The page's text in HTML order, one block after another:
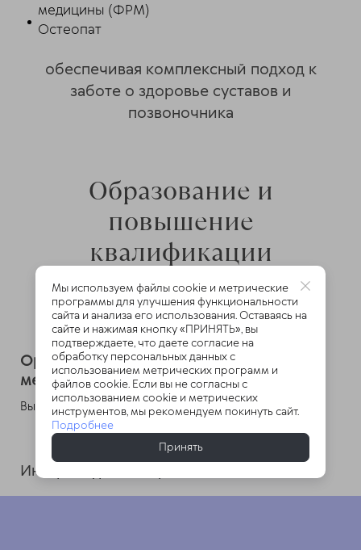
медицины (ФРМ)
Остеопат
обеспечивая комплексный подход к
заботе о здоровье суставов и
позвоночника
Образование и
повышение
квалификации
Оренбургская государственная
медицинская академия
Высшее медицинское образование
Интернатура по терапии
Мы используем файлы cookie и метрические
программы для улучшения функциональности
сайта и анализа его использования. Оставаясь на
сайте и нажимая кнопку «ПРИНЯТЬ», вы
подтверждаете, что даете согласие на
обработку персональных данных с
использованием метрических программ и
файлов cookie. Если вы не согласны с
использованием cookie и метрических
инструментов, мы рекомендуем покинуть сайт.
Подробнее
Принять